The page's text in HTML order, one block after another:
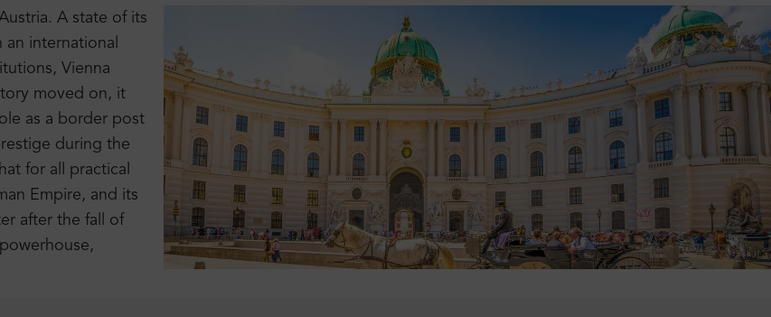
A state of its
international
Vienna
moved on, it
as a border post
during the
for all practical
Empire, and its
after the fall of